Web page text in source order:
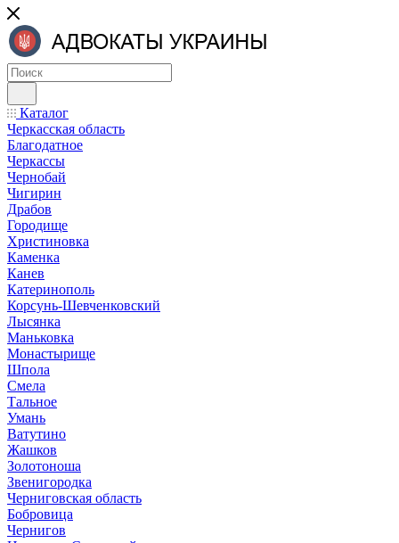
Каталог
Черкасская область
Благодатное
Черкассы
Чернобай
Чигирин
Драбов
Городище
Христиновка
Каменка
Канев
Катеринополь
Корсунь-Шевченковский
Лысянка
Маньковка
Монастырище
Шпола
Смела
Тальное
Умань
Ватутино
Жашков
Золотоноша
Звенигородка
Черниговская область
Бобровица
Чернигов